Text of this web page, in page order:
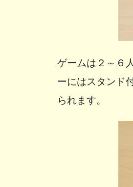
ゲームは２～６
ーにはスタンド
られます。